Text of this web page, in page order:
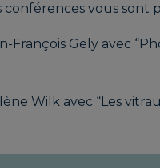
LELOUP
vous sont
François Gely avec
Wilk avec “Les